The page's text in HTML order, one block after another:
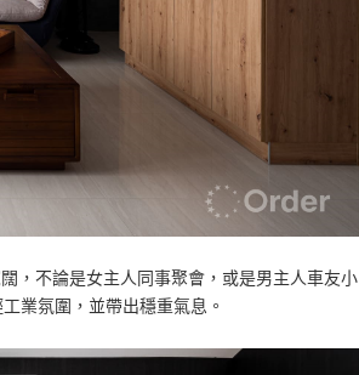
，不論是女主人同事聚會，或是男主人車友小
業氛圍，並帶出穩重氣息。